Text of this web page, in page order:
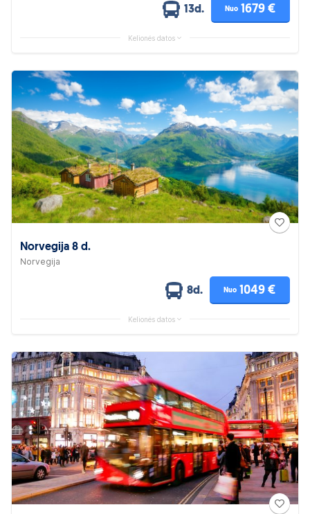
13d. Nuo 1679 €
Kelionės datos
Norvegija 8 d.
Norvegija
8d. Nuo 1049 €
Kelionės datos